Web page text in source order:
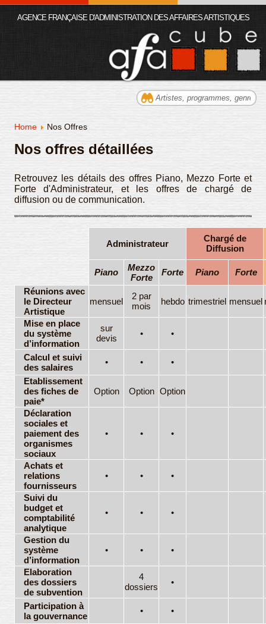
Home Nos Offres
Nos offres détaillées
Retrouvez les détails des offres Piano, Mezzo Forte et
Forte d'Administrateur, et les offres de chargé de
diffusion ou de communication.
Administrateur
Chargé de
Diffusion
Piano
Mezzo
Forte
Forte Piano
Forte
Réunions avec
le Directeur
Artistique
mensuel
2 par
mois
hebdo trimestriel mensuel
Mise en place
du système
d’information
sur
devis
• •
Calcul et suivi
des salaires
• •
•
Etablissement
des fiches de
paie*
Option Option Option
Déclaration
sociales et
paiement des
organismes
sociaux
• • •
Achats et
relations
fournisseurs
• • •
Suivi du
budget et
comptabilité
analytique
• • •
Gestion du
système
d’information
• • •
Elaboration
des dossiers
de subvention
4
dossiers
•
Participation à
la gouvernance
•
•
AGENCE FRANÇAISE D'ADMINISTRATION DES AFFAIRES ARTISTIQUES